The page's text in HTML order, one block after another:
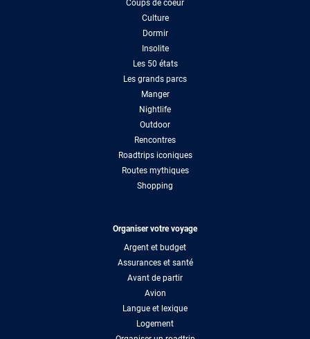
Coups de coeur
Culture
Dormir
Insolite
Les 50 états
Les grands parcs
Manger
Nightlife
Outdoor
Rencontres
Roadtrips iconiques
Routes mythiques
Shopping
Organiser votre voyage
Argent et budget
Assurances et santé
Avant de partir
Avion
Langue et lexique
Logement